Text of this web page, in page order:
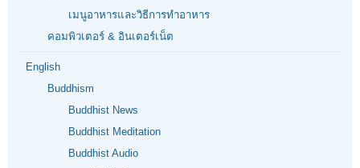
เมนูอาหารและวิธีการทำอาหาร
คอมพิวเตอร์ & อินเตอร์เน็ต
English
Buddhism
Buddhist News
Buddhist Meditation
Buddhist Audio